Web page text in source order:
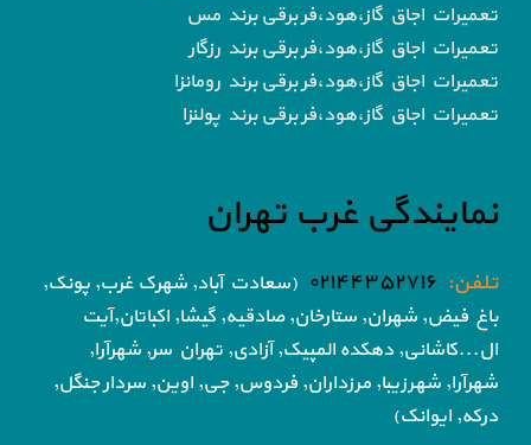
تعمیرات اجاق گاز،هود،فر برقی برند مس
تعمیرات اجاق گاز،هود،فر برقی برند رزگار
تعمیرات اجاق گاز،هود،فر برقی برند رومانزا
تعمیرات اجاق گاز،هود،فر برقی برند پولنزا
نمایندگی غرب تهران
تلفن: ۰۲۱۴۴۳۵۲۷۱۶ (سعادت آباد, شهرک غرب, پونک,
باغ فیض, شهران, ستارخان, صادقیه, گیشا, اکباتان,آیت
ال...کاشانی, دهکده المپیک, آزادی, تهران سر, شهرآرا,
شهرآرا, شهرزیبا, مرزداران, فردوس, جی, اوین, سردار جنگل,
درکه, ایوانک)